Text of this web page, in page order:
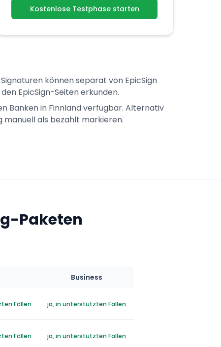
Kostenlose Testphase starten
können separat von EpicSign
EpicSign-Seiten erkunden.
Banken in Finnland verfügbar. Alternativ
manuell als bezahlt markieren.
Paketen
Business
Fällen ja, in unterstützten Fällen
Fällen ja, in unterstützten Fällen